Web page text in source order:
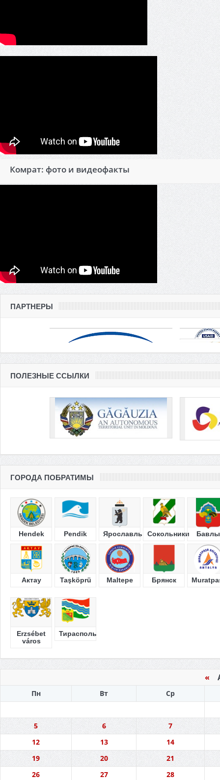
Комрат: фото и видеофакты
ПАРТНЕРЫ
ПОЛЕЗНЫЕ ССЫЛКИ
ГОРОДА ПОБРАТИМЫ
Hendek Pendik Ярославль Сокольники Бавлы
Актау Taşköprü Maltepe Брянск
Erzsébet
város
Тирасполь
«
Пн Вт Ср
5 6
7
12
13
14
19
20
21
26
27 28